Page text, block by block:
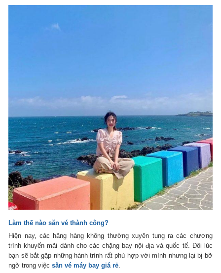
Làm thế nào săn vé thành công?
Hiện nay, các hãng hàng không thường xuyên tung ra các chương
trình khuyến mãi dành cho các chặng bay nội địa và quốc tế. Đôi lúc
bạn sẽ bắt gặp những hành trình rất phù hợp với mình nhưng lại bị bỡ
ngỡ trong việcsăn vé máy bay giá rẻ